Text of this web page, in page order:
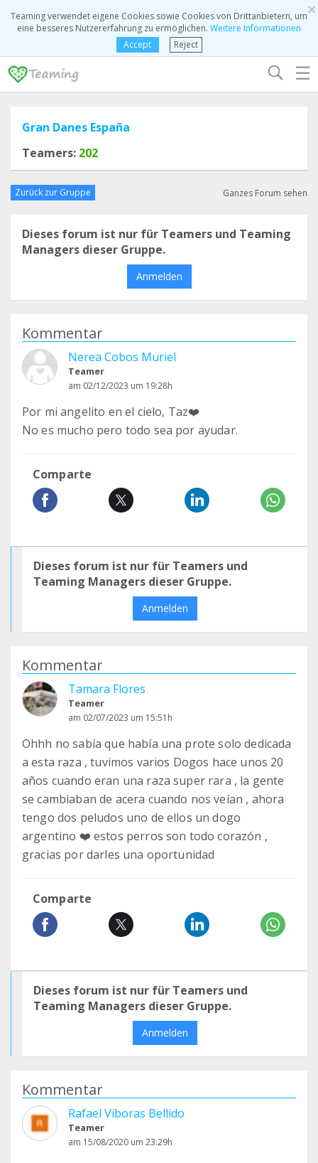
×
Teaming verwendet eigene Cookies sowie Cookies von Drittanbietern, um
eine besseres Nutzererfahrung zu ermöglichen. Weitere Informationen
Accept
Reject
☰
Gran Danes España
Teamers: 202
Zurück zur Gruppe Ganzes Forum sehen
Dieses forum ist nur für Teamers und Teaming
Managers dieser Gruppe.
Anmelden
Kommentar
Nerea Cobos Muriel
Teamer
am 02/12/2023 um 19:28h
Por mi angelito en el cielo, Taz❤️
No es mucho pero todo sea por ayudar.
Comparte
Dieses forum ist nur für Teamers und
Teaming Managers dieser Gruppe.
Anmelden
Kommentar
Tamara Flores
Teamer
am 02/07/2023 um 15:51h
Ohhh no sabía que había una prote solo dedicada
a esta raza , tuvimos varios Dogos hace unos 20
años cuando eran una raza super rara , la gente
se cambiaban de acera cuando nos veían , ahora
tengo dos peludos uno de ellos un dogo
argentino ❤️ estos perros son todo corazón ,
gracias por darles una oportunidad
Comparte
Dieses forum ist nur für Teamers und
Teaming Managers dieser Gruppe.
Anmelden
Kommentar
Rafael Víboras Bellido
Teamer
am 15/08/2020 um 23:29h